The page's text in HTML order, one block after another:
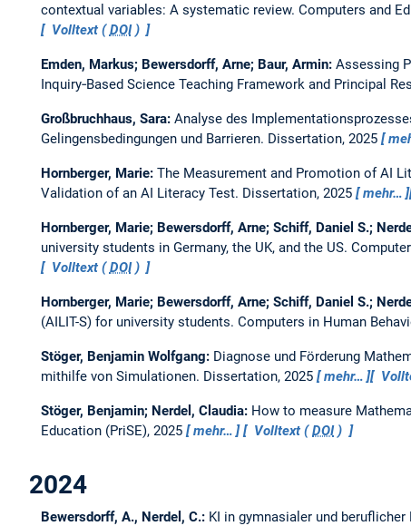
contextual variables: A systematic review. Computers and
Volltext (DOI)
Emden, Markus; Bewersdorff, Arne; Baur, Armin: Assessing
Inquiry‐Based Science Teaching Framework and Principal
Großbruchhaus, Sara: Analyse des
Gelingensbedingungen und Barrieren. Dissertation, 2025
Hornberger, Marie: The Measurement and Promotion of AI
Validation of an AI Literacy Test. Dissertation, 2025 mehr…
Hornberger, Marie; Bewersdorff, Arne; Schiff, Daniel S.;
university students in Germany, the UK, and the US.
Volltext (DOI)
Hornberger, Marie; Bewersdorff, Arne; Schiff, Daniel S.;
(AILIT-S) for university students. Computers in Human
Stöger, Benjamin Wolfgang: Diagnose und Förderung
mithilfe von Simulationen. Dissertation, 2025 mehr…
Stöger, Benjamin; Nerdel, Claudia: How to measure
Education (PriSE), 2025
mehr… Volltext (DOI)
2024
Bewersdorff, A., Nerdel, C.: KI in gymnasialer und